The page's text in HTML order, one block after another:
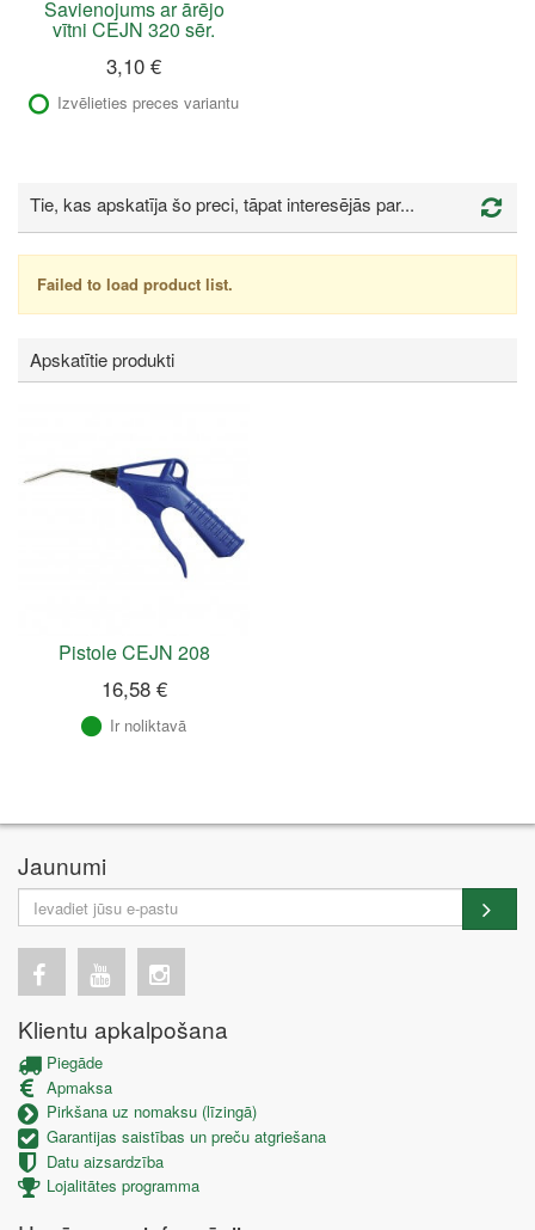
Savienojums ar ārējo
vītni CEJN 320 sēr.
3,10 €
Izvēlieties preces variantu
Tie, kas apskatīja šo preci, tāpat interesējās par...
Failed to load product list.
Apskatītie produkti
Pistole CEJN 208
16,58 €
Ir noliktavā
Jaunumi
Klientu apkalpošana
Piegāde
Apmaksa
Pirkšana uz nomaksu (līzingā)
Garantijas saistības un preču atgriešana
Datu aizsardzība
Lojalitātes programma